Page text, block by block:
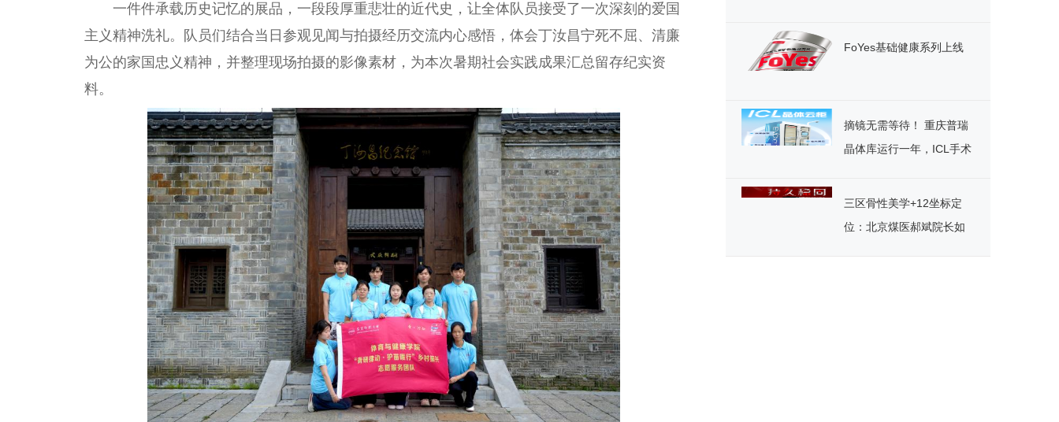
一件件承载历史记忆的展品，一段段厚重悲壮的近代史，让全体队员接受了一次深刻的爱国
主义精神洗礼。队员们结合当日参观见闻与拍摄经历交流内心感悟，体会丁汝昌宁死不屈、清廉
为公的家国忠义精神 ，并整理现场拍摄的影像素材，为本次暑期社会实践成果汇总留存纪实资
料。
FoYes基础健康系列上线
摘镜无需等待！ 重庆普瑞
晶体库运行一年，ICL手术
三区骨性美学+12坐标定
位：北京煤医郝斌院长如